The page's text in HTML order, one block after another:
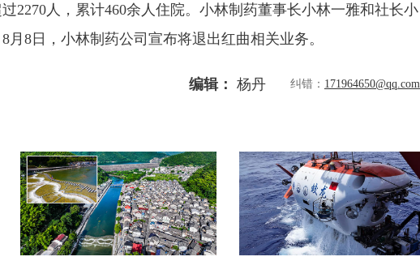
2270人，累计460余人住院。小林制药董事长小林一雅和社长小
月8日，小林制药公司宣布将退出红曲相关业务。
编辑： 杨丹 纠错： 171964650@qq.com